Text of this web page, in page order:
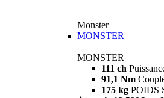
Monster
MONSTER
MONSTER
111 ch
91,1 Nm
175 kg POIDS